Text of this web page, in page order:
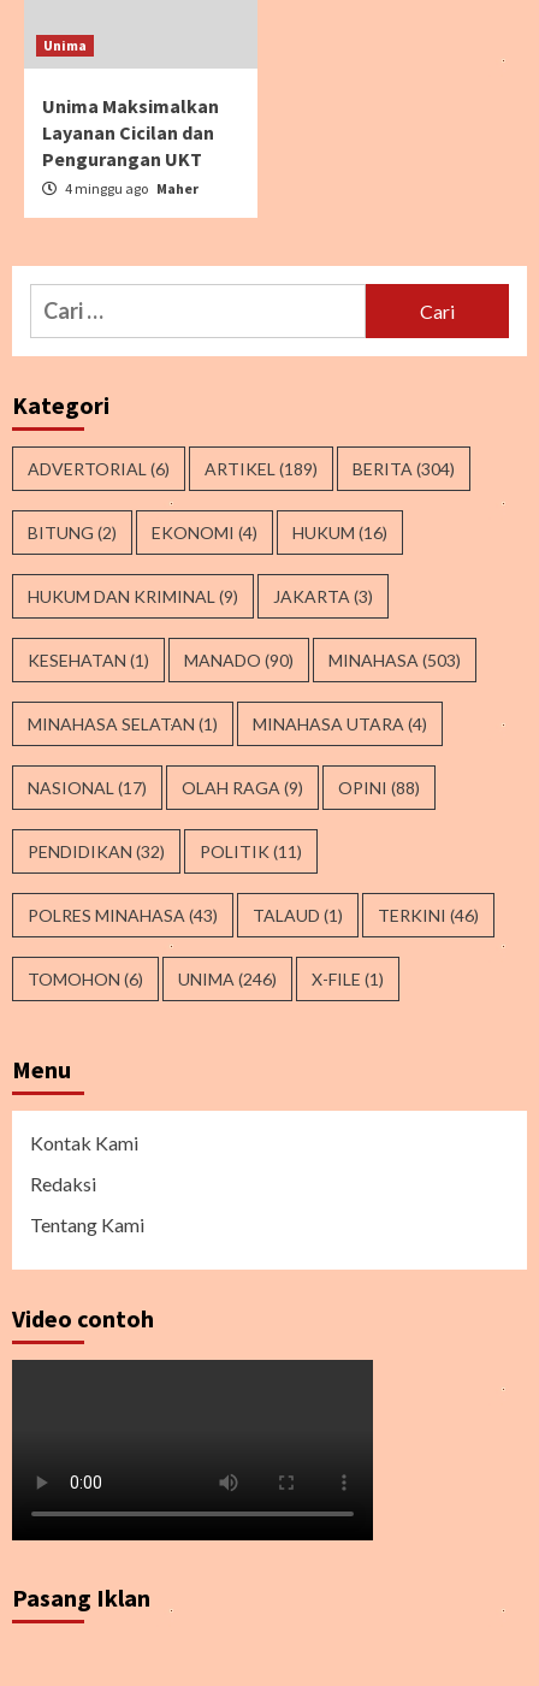
Unima
Unima Maksimalkan
Layanan Cicilan dan
Pengurangan UKT
4 minggu ago Maher
Cari
untuk:
Kategori
ADVERTORIAL (6) ARTIKEL (189) BERITA (304)
BITUNG (2) EKONOMI (4) HUKUM (16)
HUKUM DAN KRIMINAL (9) JAKARTA (3)
KESEHATAN (1) MANADO (90) MINAHASA (503)
MINAHASA SELATAN (1) MINAHASA UTARA (4)
NASIONAL (17) OLAH RAGA (9) OPINI (88)
PENDIDIKAN (32) POLITIK (11)
POLRES MINAHASA (43) TALAUD (1) TERKINI (46)
TOMOHON (6) UNIMA (246) X-FILE (1)
Menu
Kontak Kami
Redaksi
Tentang Kami
Video contoh
Pasang Iklan